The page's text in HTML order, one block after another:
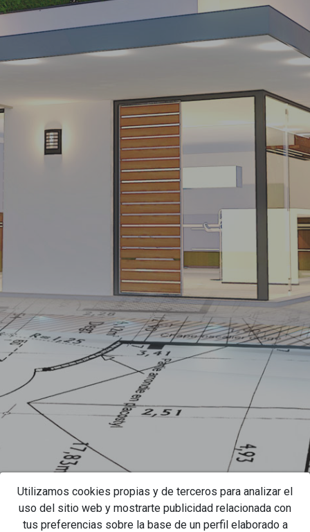
Utilizamos cookies propias y de terceros para analizar el
uso del sitio web y mostrarte publicidad relacionada con
tus preferencias sobre la base de un perfil elaborado a